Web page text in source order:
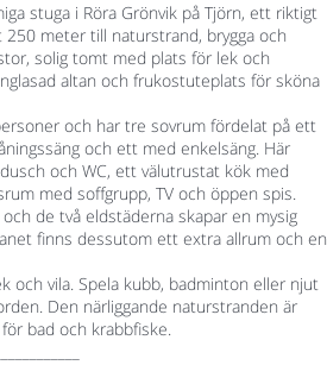
stuga i Röra Grönvik på Tjörn, ett riktigt
meter till naturstrand, brygga och
solig tomt med plats för lek och
altan och frukostuteplats för sköna
och har tre sovrum fördelat på ett
och ett med enkelsäng. Här
och WC, ett välutrustat kök med
med soffgrupp, TV och öppen spis.
de två eldstäderna skapar en mysig
finns dessutom ett extra allrum och en
och vila. Spela kubb, badminton eller njut
Den närliggande naturstranden är
bad och krabbfiske.